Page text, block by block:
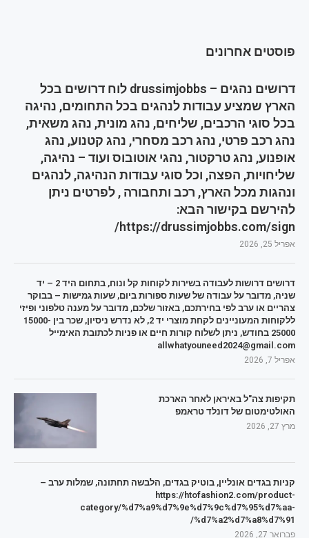
פוסטים אחרונים
דרושים נהגים – drussimjobbs לוח דרושים בכל
הארץ שמציע עבודות לנהגים בכל התחומים, נהיגה
בכל סוגי הרכבים, שליחים, נהג מונית, נהג משאית,
נהג רכב פרטי, נהג רכב מסחרי, נהג קטנוע, נהג
אופנוע, נהג טרקטור, נהגי אוטובוס ועוד – נהיגה,
שליחויות, הפצה, וכל סוגי עבודות הנהיגה, לנהגים
ונהגות מכל הארץ, רכב ותחבורה , לפרטים ניתן
להירשם בקישור הבא:
https://drussimjobbs.com/sign/
אפריל 25, 2026
דרושים דרושות לעבודה בשירות לקוחות קל ונוח, בתחום היד 2 – יד
שניה, מדובר על עבודה של שעות ספורות ביום, שעות גמישות – בבוקר
צהריים או ערב לפי בחירתכם, באזור שלכם, מדובר על מענה טלפוני ופיזי
ללקוחות המעוניינים לקחת מוצרי יד 2, לא נדרש ניסיון, שכר בין 15000-
25000 בחודש, ניתן לשלוח קורות חיים או פניות לכתובת האימייל
allwhatyouneed2024@gmail.com
אפריל 7, 2026
תקיפות צה"ל באיראן לאחר הארכת
האולטימטום של דונלד טראמפ
מרץ 27, 2026
קניות בגדים אונליין, בוטיק בגדים, הלבשה תחתונה, שמלות ערב –
https://htofashion2.com/product-
category/%d7%a9%d7%9e%d7%9c%d7%95%d7%aa-
%d7%a2%d7%a8%d7%91/
פברואר 27, 2026